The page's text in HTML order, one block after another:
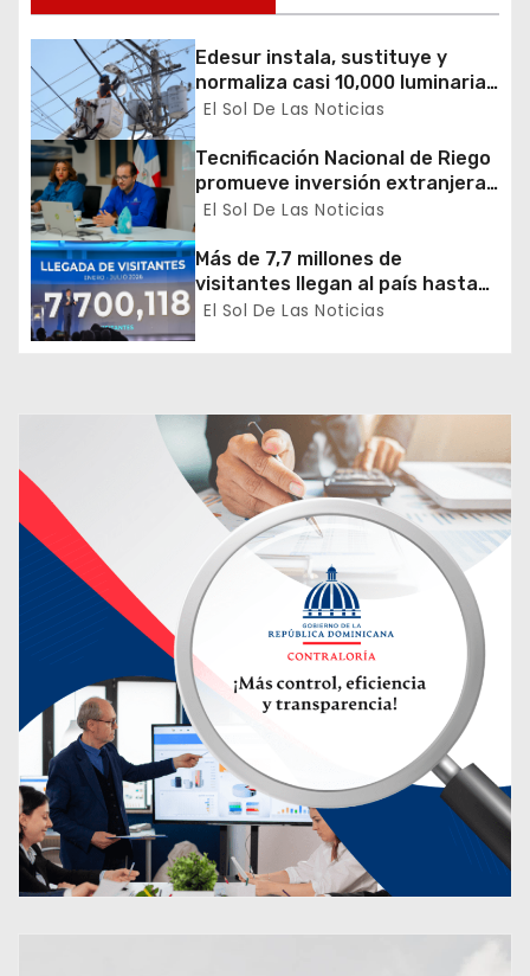
e
e
n
t
r
a
d
Edesur instala, sustituye y
normaliza casi 10,000 luminarias
en 12 demarcaciones
El Sol De Las Noticias
Tecnificación Nacional de Riego
promueve inversión extranjera
en agricultura y riego
El Sol De Las Noticias
Más de 7,7 millones de
visitantes llegan al país hasta
julio
El Sol De Las Noticias